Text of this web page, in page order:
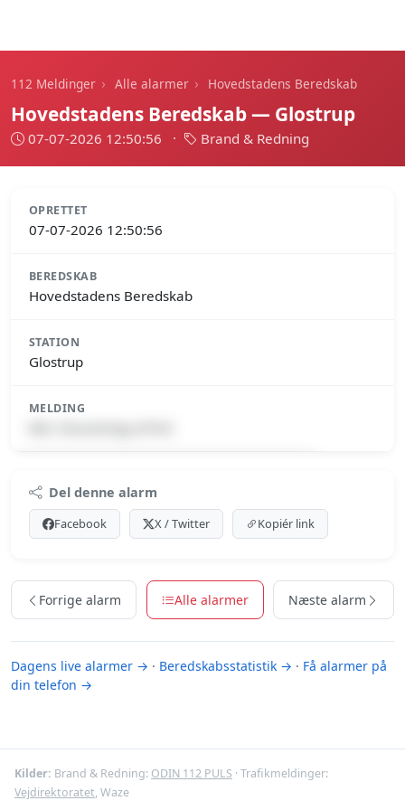
112 Meldinger › Alle alarmer › Hovedstadens Beredskab
Hovedstadens Beredskab — Glostrup
07-07-2026 12:50:56 · Brand & Redning
OPRETTET
07-07-2026 12:50:56
BEREDSKAB
Hovedstadens Beredskab
STATION
Glostrup
MELDING
Premium indhold
Log ind med Premium for at se meldingen.
Se Premium-muligheder
Del denne alarm
Facebook X / Twitter Kopiér link
Forrige alarm Alle alarmer Næste alarm
Dagens live alarmer → · Beredskabsstatistik → · Få alarmer på
din telefon →
Kilder: Brand & Redning: ODIN 112 PULS · Trafikmeldinger:
Vejdirektoratet, Waze